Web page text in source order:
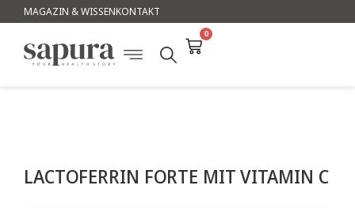
MAGAZIN & WISSENKONTAKT
0
LACTOFERRIN FORTE MIT VITAMIN C